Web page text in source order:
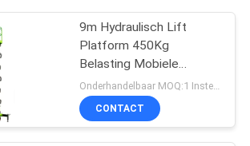
9m Hydraulisch Lift
Platform 450Kg
Belasting Mobiele
Scheren Lift
Onderhandelbaar MOQ:1 Instellen
CONTACT